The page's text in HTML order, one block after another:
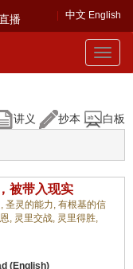
中文 English
播
Toggle
讲义 抄本 白板
被带入现实
圣灵的能力, 有根基的信
, 灵里交战, 灵里得胜,